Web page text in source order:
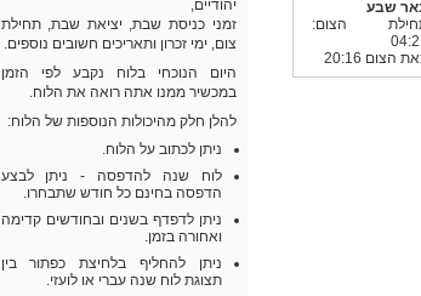
שבע
הצום:
הצום 20:16
יהודיים,
זמני כניסת שבת, יציאת שבת, תחילת
צום, ימי זכרון ותאריכים חשובים נוספים.
היום הנוכחי בלוח נקבע לפי הזמן
במכשיר ממנו אתה רואה את הלוח.
להלן חלק מהיכולות הנוספות של הלוח:
ניתן לכתוב על הלוח.
לוח שנה להדפסה - ניתן לבצע
הדפסה בחינם כל חודש שתבחרו.
ניתן לדפדף בשנים ובחודשים קדימה
ואחורה בזמן.
ניתן להחליף בלחיצת כפתור בין
תצוגת לוח שנה עברי או לועזי.